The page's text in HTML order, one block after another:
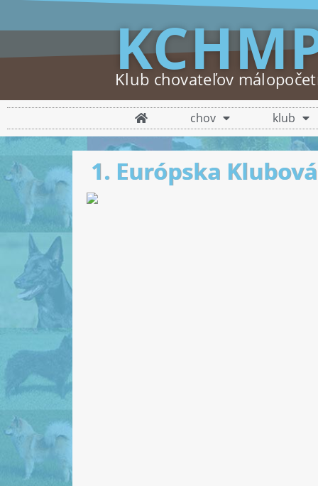
Klub chovateľov
chov klub
1. Európska